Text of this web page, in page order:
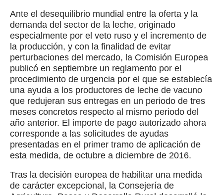
Ante el desequilibrio mundial entre la oferta y la
demanda del sector de la leche, originado
especialmente por el veto ruso y el incremento de
la producción, y con la finalidad de evitar
perturbaciones del mercado, la Comisión Europea
publicó en septiembre un reglamento por el
procedimiento de urgencia por el que se establecía
una ayuda a los productores de leche de vacuno
que redujeran sus entregas en un periodo de tres
meses concretos respecto al mismo periodo del
año anterior. El importe de pago autorizado ahora
corresponde a las solicitudes de ayudas
presentadas en el primer tramo de aplicación de
esta medida, de octubre a diciembre de 2016.
Tras la decisión europea de habilitar una medida
de carácter excepcional, la Consejería de